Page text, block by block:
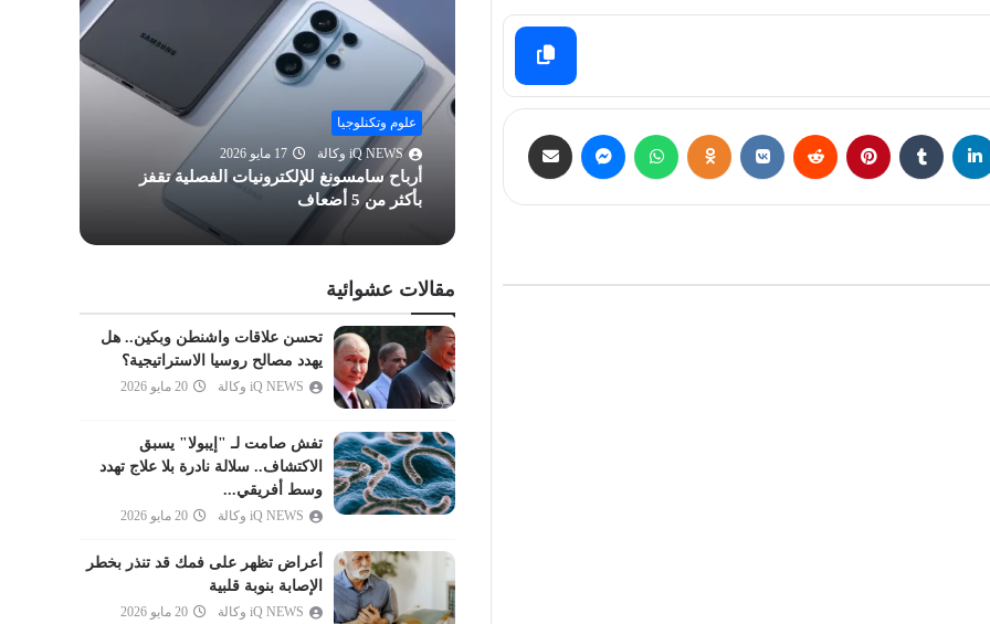
الحشر
الممتحنة
الصف
الجمعة
المنافقون
التغابن
الطلاق
التحريم
الملك
القلم
الحاقة
المعارج
نوح
الجن
المزمل
المدثر
الإنسان
المرسلات
"يفكر"
iQ NEWS وكالة
28 أغسطس 2025
فريد عالميا.. ابتكار روسي لإنتاج الطوب
علوم وتكنلوجيا
iQ NEWS وكالة
17 مايو 2026
أرباح سامسونغ للإلكترونيات الفصلية تقفز
بأكثر من 5 أضعاف
مقالات عشوائية
تحسن علاقات واشنطن وبكين.. هل
يهدد مصالح روسيا الاستراتيجية؟
iQ NEWS وكالة 20 مايو 2026
تفش صامت لـ "إيبولا" يسبق
الاكتشاف.. سلالة نادرة بلا علاج تهدد
وسط أفريقي...
iQ NEWS وكالة 20 مايو 2026
أعراض تظهر على فمك قد تنذر بخطر
الإصابة بنوبة قلبية
iQ NEWS وكالة 20 مايو 2026